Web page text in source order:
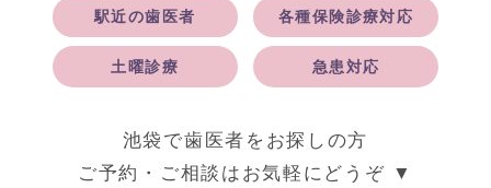
駅近の歯医者 各種保険診療対応
土曜診療 急患対応
池袋で歯医者をお探しの方
ご予約・ご相談はお気軽にどうぞ ▼